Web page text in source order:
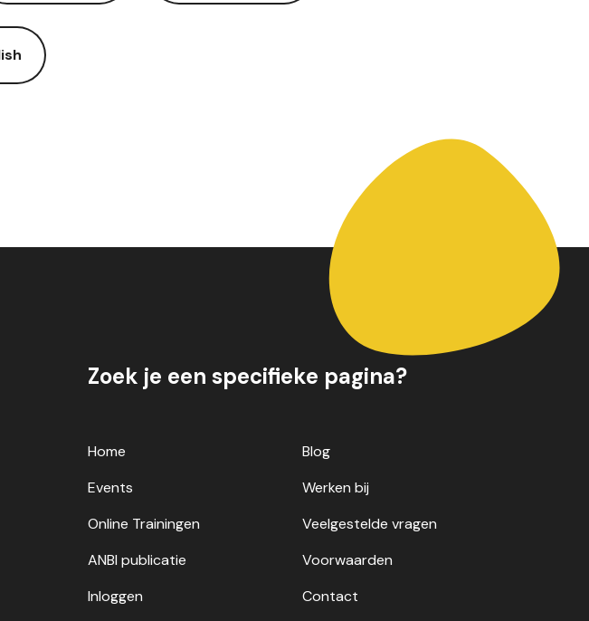
Zoek je een specifieke pagina?
Home
Events
Online Trainingen
ANBI publicatie
Inloggen
Blog
Werken bij
Veelgestelde vragen
Voorwaarden
Contact